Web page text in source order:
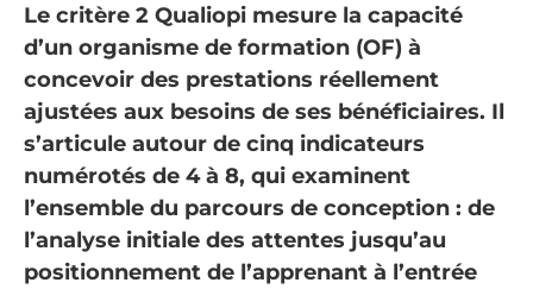
Le critère 2 Qualiopi mesure la capacité
d’un organisme de formation (OF) à
concevoir des prestations réellement
ajustées aux besoins de ses bénéficiaires. Il
s’articule autour de cinq indicateurs
numérotés de 4 à 8, qui examinent
l’ensemble du parcours de conception : de
l’analyse initiale des attentes jusqu’au
positionnement de l’apprenant à l’entrée